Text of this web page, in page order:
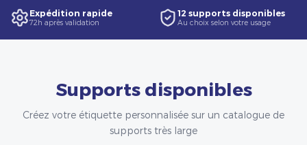
Expédition rapide
72h après validation
12 supports disponibles
Au choix selon votre usage
Supports disponibles
Créez votre étiquette personnalisée sur un catalogue de
supports très large